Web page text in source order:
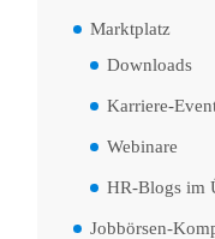
Marktplatz
Downloads
Karriere-
Webinare
HR-Blogs im
Jobbörsen-